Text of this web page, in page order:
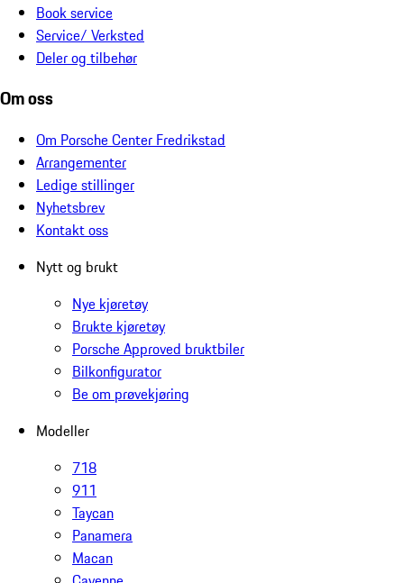
Book service
Service/ Verksted
Deler og tilbehør
Om oss
Om Porsche Center Fredrikstad
Arrangementer
Ledige stillinger
Nyhetsbrev
Kontakt oss
Nytt og brukt
Nye kjøretøy
Brukte kjøretøy
Porsche Approved bruktbiler
Bilkonfigurator
Be om prøvekjøring
Modeller
718
911
Taycan
Panamera
Macan